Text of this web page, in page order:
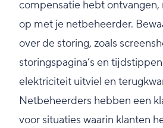
compensatie hebt
op met je netbeheerder.
over de storing, zoals
storingspagina’s en
elektriciteit uitviel en
Netbeheerders hebben een
voor situaties waarin klanten